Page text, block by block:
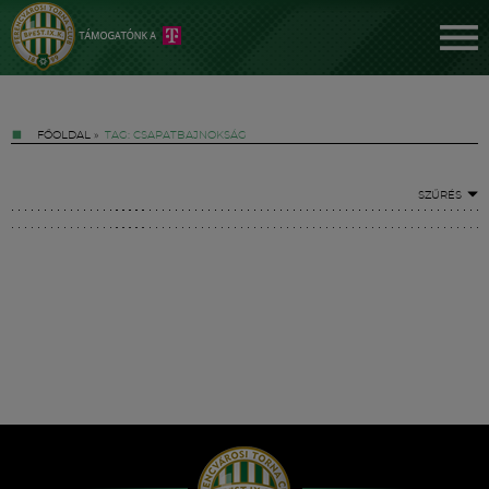
FŐOLDAL » TAG: CSAPATBAJNOKSÁG
SZŰRÉS
Hírek